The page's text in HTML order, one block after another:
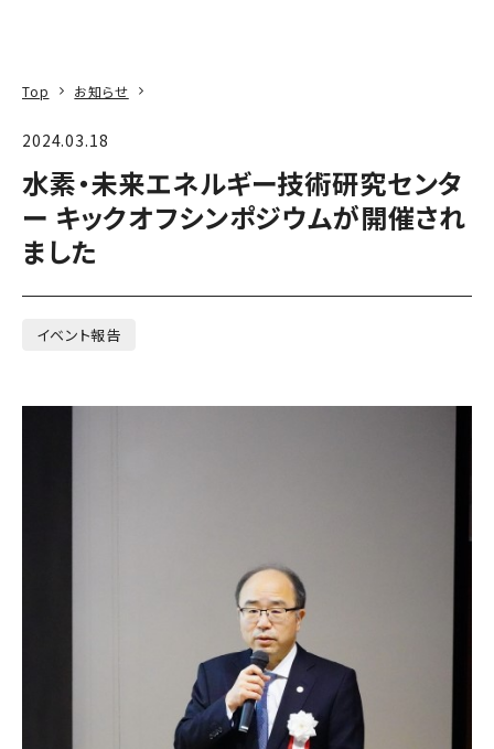
Top お知らせ
2024.03.18
水素・未来エネルギー技術研究センタ
ー キックオフシンポジウムが開催され
ました
イベント報告